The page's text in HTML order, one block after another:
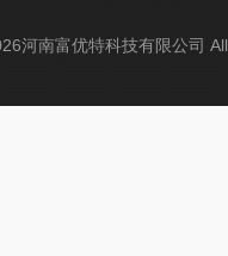
河南富优特科技有限公司